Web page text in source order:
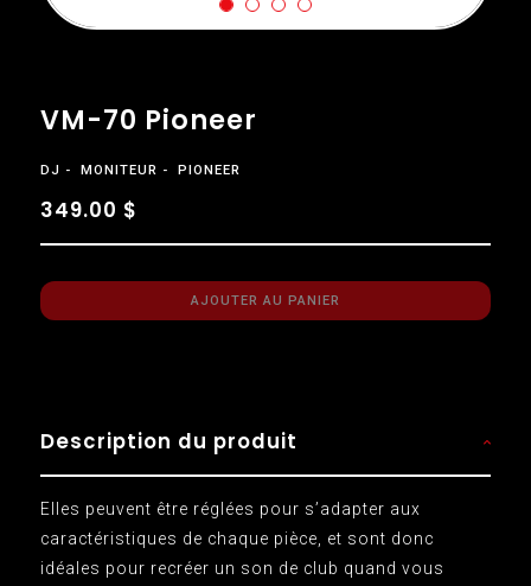
VM-70 Pioneer
DJ MONITEUR PIONEER
349.00 $
AJOUTER AU PANIER
Description du produit
Elles peuvent être réglées pour s’adapter aux
caractéristiques de chaque pièce, et sont donc
idéales pour recréer un son de club quand vous